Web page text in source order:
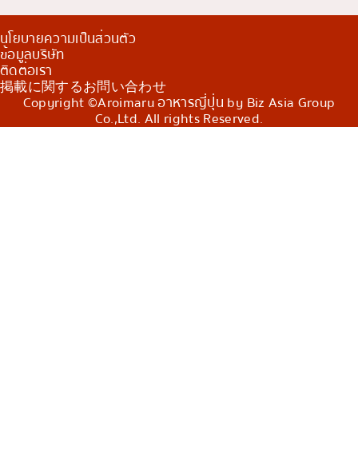
นโยบายความเป็นส่วนตัว
ข้อมูลบริษัท
ติดต่อเรา
掲載に関するお問い合わせ
Copyright ©Aroimaru อาหารญี่ปุ่น by Biz Asia Group
Co.,Ltd. All rights Reserved.